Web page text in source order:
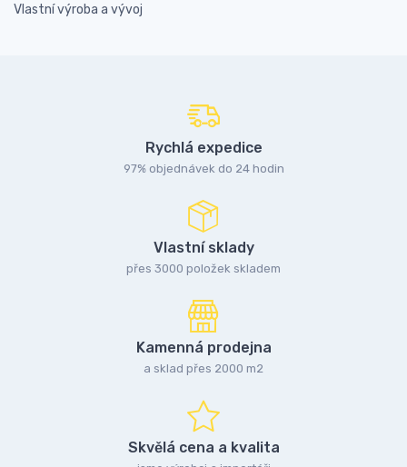
Vlastní výroba a vývoj
Rychlá expedice
97% objednávek do 24 hodin
Vlastní sklady
přes 3000 položek skladem
Kamenná prodejna
a sklad přes 2000 m2
Skvělá cena a kvalita